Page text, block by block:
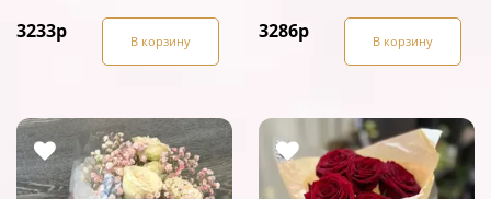
3233р В корзину 3286р В корзину